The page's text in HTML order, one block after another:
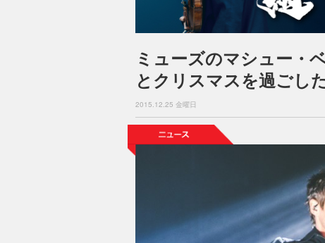
ミューズのマシュー・
とクリスマスを過ごし
2015.12.25 金曜日